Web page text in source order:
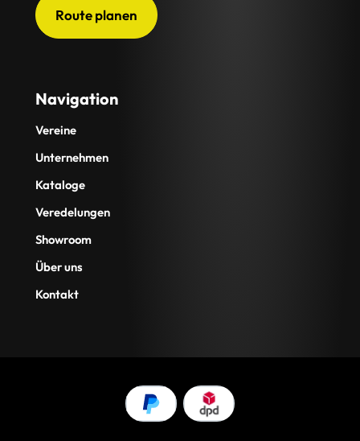
Navigation
Vereine
Unternehmen
Kataloge
Veredelungen
Showroom
Über uns
Kontakt
Route planen